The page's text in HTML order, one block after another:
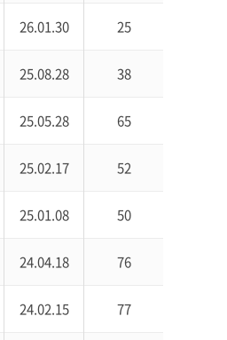
26.01.30 25
25.08.28 38
25.05.28 65
25.02.17 52
25.01.08 50
24.04.18 76
24.02.15 77